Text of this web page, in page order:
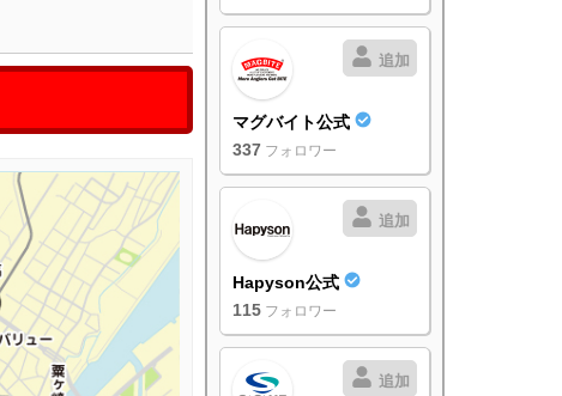
追加
マグバイト公式
337 フォロワー
追加
Hapyson公式
115 フォロワー
追加